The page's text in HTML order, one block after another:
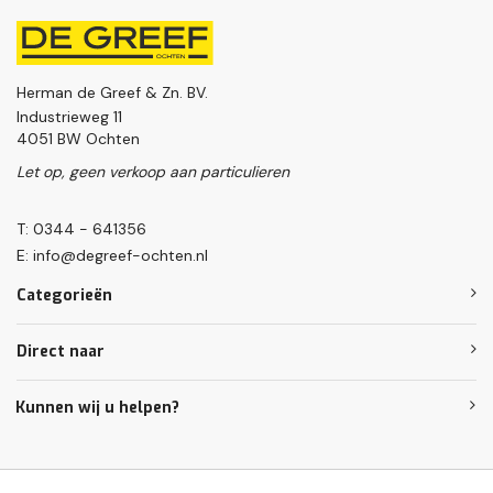
Herman de Greef & Zn. BV.
Industrieweg 11
4051 BW Ochten
Let op, geen verkoop aan particulieren
T: 0344 - 641356
E: info@degreef-ochten.nl
Categorieën
Direct naar
Kunnen wij u helpen?